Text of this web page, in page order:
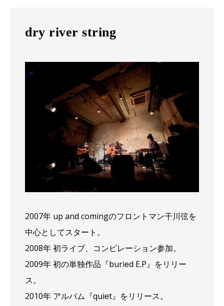
dry river string
2007年 up and comingのフロントマン干川弦を
中心としてスタート。
2008年 初ライブ、コンピレーション参加。
2009年 初の単独作品『buried E.P』をリリー
ス。
2010年 アルバム『quiet』をリリース。